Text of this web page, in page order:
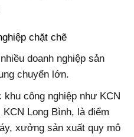
chặt chẽ
doanh nghiệp sản
chuyển lớn.
công nghiệp như KCN
Long Bình, là điểm
xưởng sản xuất quy mô